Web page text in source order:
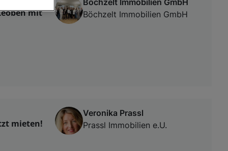
mit
Böchzelt Immobilien GmbH
mieten!
Veronika Prassl
Prassl Immobilien e.U.
der